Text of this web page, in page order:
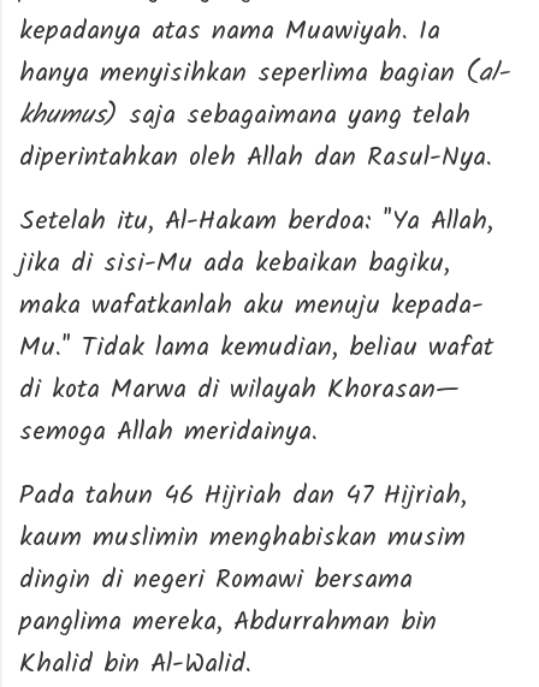
kepadanya atas nama Muawiyah. Ia
hanya menyisihkan seperlima bagian (al-
khumus) saja sebagaimana yang telah
diperintahkan oleh Allah dan Rasul-Nya.
Setelah itu, Al-Hakam berdoa: "Ya Allah,
jika di sisi-Mu ada kebaikan bagiku,
maka wafatkanlah aku menuju kepada-
Mu." Tidak lama kemudian, beliau wafat
di kota Marwa di wilayah Khorasan—
semoga Allah meridainya.
Pada tahun 46 Hijriah dan 47 Hijriah,
kaum muslimin menghabiskan musim
dingin di negeri Romawi bersama
panglima mereka, Abdurrahman bin
Khalid bin Al-Walid.